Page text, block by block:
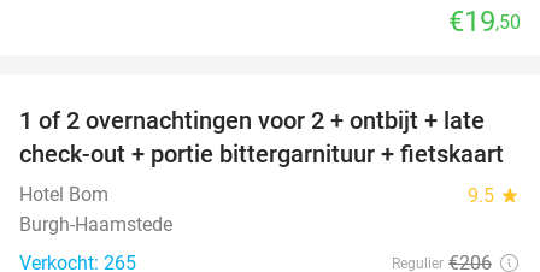
€19,50
59%
1 of 2 overnachtingen voor 2 + ontbijt + late
check-out + portie bittergarnituur + fietskaart
Hotel Bom 9.5 star
Burgh-Haamstede
Verkocht: 265
Regulier €206